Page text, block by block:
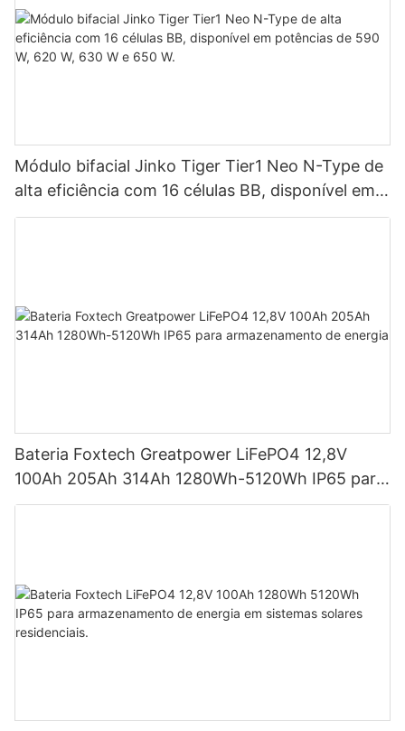
Módulo bifacial Jinko Tiger Tier1 Neo N-Type de
alta eficiência com 16 células BB, disponível em
potências de 590 W, 620 W, 630 W e 650 W.
Bateria Foxtech Greatpower LiFePO4 12,8V
100Ah 205Ah 314Ah 1280Wh-5120Wh IP65 para
armazenamento de energia